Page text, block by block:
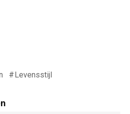
Levensstijl